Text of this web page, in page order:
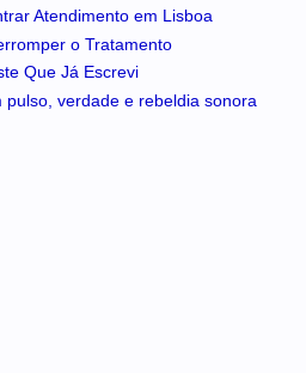
Atendimento em Lisboa
o Tratamento
Que Já Escrevi
verdade e rebeldia sonora